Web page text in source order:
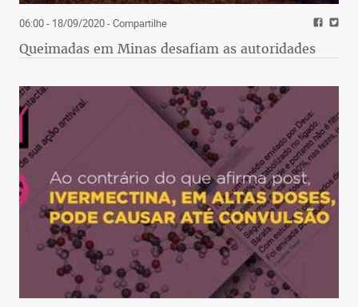
06:00 - 18/09/2020- Compartilhe
Queimadas em Minas desafiam as autoridades